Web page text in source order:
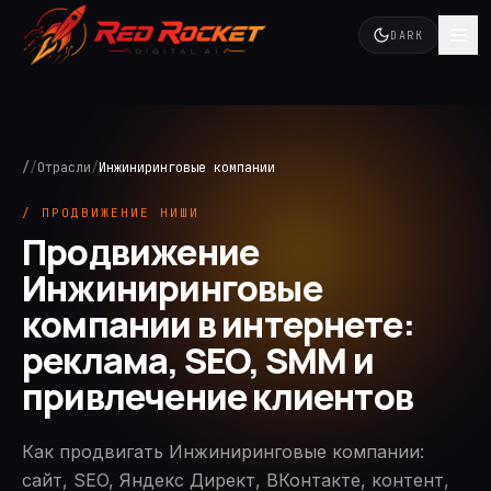
DARK
//Отрасли/Инжиниринговые компании
/ ПРОДВИЖЕНИЕ НИШИ
Продвижение
Инжиниринговые
компании в интернете:
реклама, SEO, SMM и
привлечение клиентов
Как продвигать Инжиниринговые компании:
сайт, SEO, Яндекс Директ, ВКонтакте, контент,